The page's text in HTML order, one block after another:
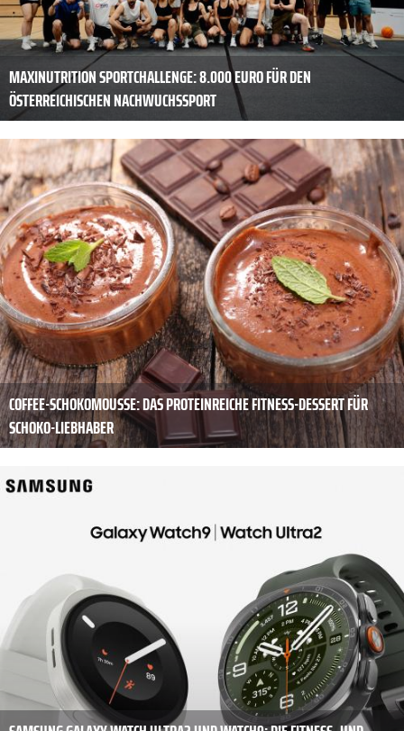
MAXINUTRITION SPORTCHALLENGE: 8.000 EURO FÜR DEN
ÖSTERREICHISCHEN NACHWUCHSSPORT
COFFEE-SCHOKOMOUSSE: DAS PROTEINREICHE FITNESS-DESSERT FÜR
SCHOKO-LIEBHABER